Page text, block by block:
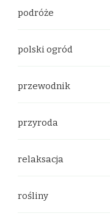
podróże
polski ogród
przewodnik
przyroda
relaksacja
rośliny